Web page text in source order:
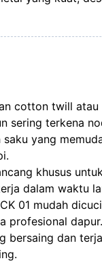
cotton twill
sering terkena
yang
khusus
dalam waktu
01 mudah
profesional dapur.
bersaing dan